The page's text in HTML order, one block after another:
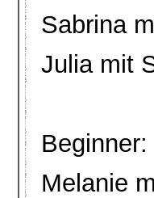
Sabrina
Julia mit
Beginner:
Melanie